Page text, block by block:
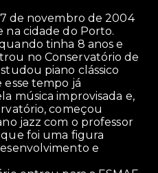
de novembro de 2004
na cidade do Porto.
tinha 8 anos e
no Conservatório de
piano clássico
tempo já
música improvisada e,
começou
jazz com o professor
que foi uma figura
e